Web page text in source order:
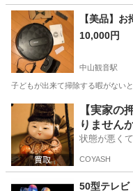
兵庫 加古川市 加古川駅
【美品】
10,000円
中山観音駅
子どもが出来て掃除する暇がない
兵庫 宝塚市 中山観音駅
【実家の
りません
状態が悪く
COYASH
50型テレビ